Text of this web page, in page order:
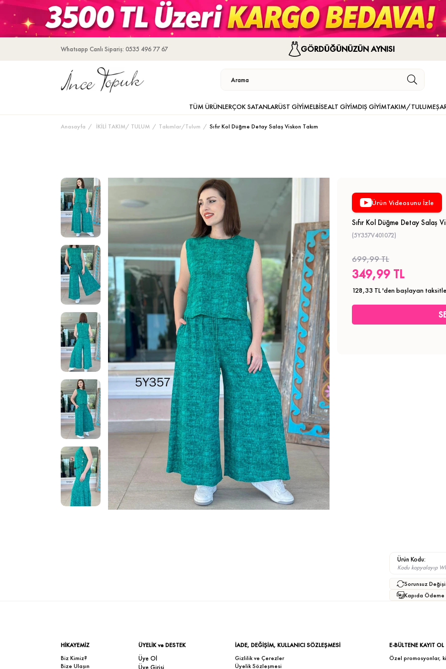
Whatsapp Canlı Sipariş: 0535 496 77 67 GÖRDÜĞÜNÜZÜN AYNISI
TÜM ÜRÜNLERÇOK SATANLARÜST GİYİMELBİSEALT GİYİMDIŞ GİYİMTAKIM/TULUM
Anasayfa İKİLİ TAKIM/ TULUM Takımlar/Tulum Sıfır Kol Düğme Detay Salaş Viskon Takım
Ürün Videosunu İzle
Sıfır Kol Düğme Detay Salaş
(5Y357V401072)
699,99 TL
349,99 TL
128,33 TL'den başlayan
Ürün Kodu:
Kodu kopyalayıp
Sorunsuz
Kapıda Ödeme
HİKAYEMİZ
Biz Kimiz?
Bize Ulaşın
ÜYELİK ve DESTEK
Üye Ol
İADE, DEĞİŞİM, KULLANICI SÖZLEŞMESİ
Gizlilik ve Çerezler
Üyelik Sözleşmesi
E-BÜLTENE KAYIT OL
Özel promosyonlar,